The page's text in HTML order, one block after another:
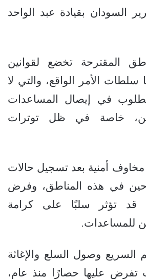
السودان بقيادة عبد الواحد
المقترحة تخضع لقوانين
الأمر الواقع، والتي لا
في إيصال المساعدات
خاصة في ظل توترات
أمنية بعد تسجيل حالات
في هذه المناطق، وفرض
قد تؤثر سلبًا على كرامة
للمساعدات.
السريع وصول السلع والإغاثة
تفرض عليها حصارًا منذ عام،